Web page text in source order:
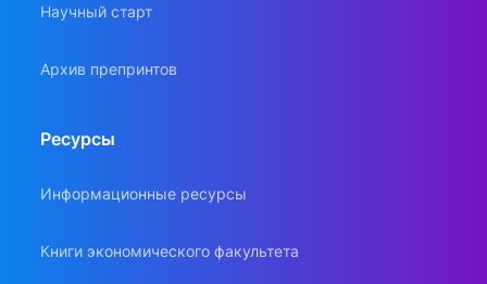
Научный старт
Архив препринтов
Ресурсы
Информационные ресурсы
Книги экономического факультета